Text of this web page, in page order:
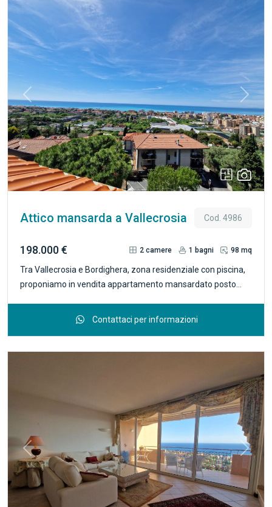
direzione lavori, collaudi, geologia, accatastamento): un
vantaggio concreto in termini di tempo e denaro. Accesso
esclusivo tramite scala e cancello, area già dotata di alberi
da frutto. Presenti in loco acqua condominiale ed energia
elettrica - spese comuni molto contenute. Contattaci per
maggiori informazioni o per visionare la documentazione.
Rif. 5073
Previous Next
Attico mansarda a Vallecrosia Cod. 4986
198.000 € 2camere 1 bagni 98 mq
Tra Vallecrosia e Bordighera, zona residenziale con piscina,
proponiamo in vendita appartamento mansardato posto
ottime condizioni e ha una superfici totale di 98 mq. circa
suddivisa con ingresso nel disimpegno, zona giorno con
comoda cantina e un posto auto scoperto. R.4986
Contattaci per informazioni
Previous Next